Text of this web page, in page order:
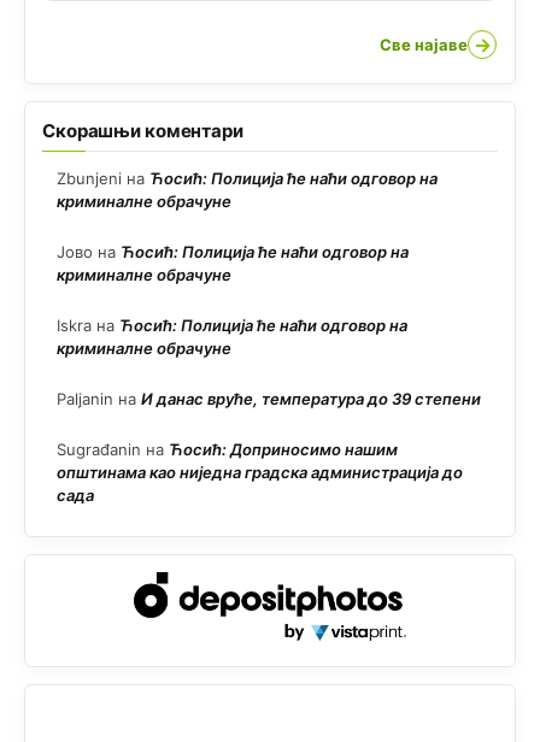
Све најаве →
Скорашњи коментари
Zbunjeni на Ћосић: Полиција ће наћи одговор на
криминалне обрачуне
Јово на Ћосић: Полиција ће наћи одговор на
криминалне обрачуне
Iskra на Ћосић: Полиција ће наћи одговор на
криминалне обрачуне
Paljanin на И данас вруће, температура до 39 степени
Sugrađanin на Ћосић: Доприносимо нашим
општинама као ниједна градска администрација до
сада